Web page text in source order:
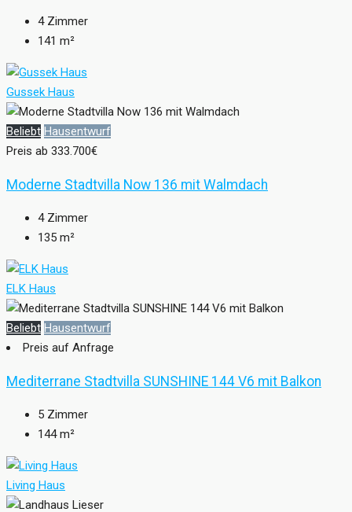
4 Zimmer
141 m²
Gussek Haus
Beliebt Hausentwurf
Preis ab 333.700€
Moderne Stadtvilla Now 136 mit Walmdach
4 Zimmer
135 m²
ELK Haus
Beliebt Hausentwurf
Preis auf Anfrage
Mediterrane Stadtvilla SUNSHINE 144 V6 mit Balkon
5 Zimmer
144 m²
Living Haus